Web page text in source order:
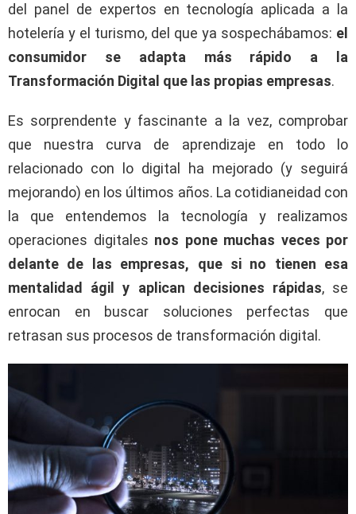
del panel de expertos en tecnología aplicada a la
hotelería y el turismo, del que ya sospechábamos: el
consumidor se adapta más rápido a la
Transformación Digital que las propias empresas.
Es sorprendente y fascinante a la vez, comprobar
que nuestra curva de aprendizaje en todo lo
relacionado con lo digital ha mejorado (y seguirá
mejorando) en los últimos años. La cotidianeidad con
la que entendemos la tecnología y realizamos
operaciones digitales nos pone muchas veces por
delante de las empresas, que si no tienen esa
mentalidad ágil y aplican decisiones rápidas, se
enrocan en buscar soluciones perfectas que
retrasan sus procesos de transformación digital.